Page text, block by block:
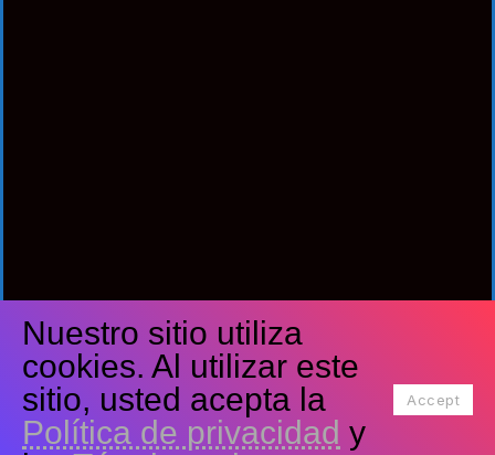
Síguenos
Facebook Youtube
Tiktok Instagram
Nuestro sitio utiliza
cookies. Al utilizar este
sitio, usted acepta la
Política de privacidad y
Accept